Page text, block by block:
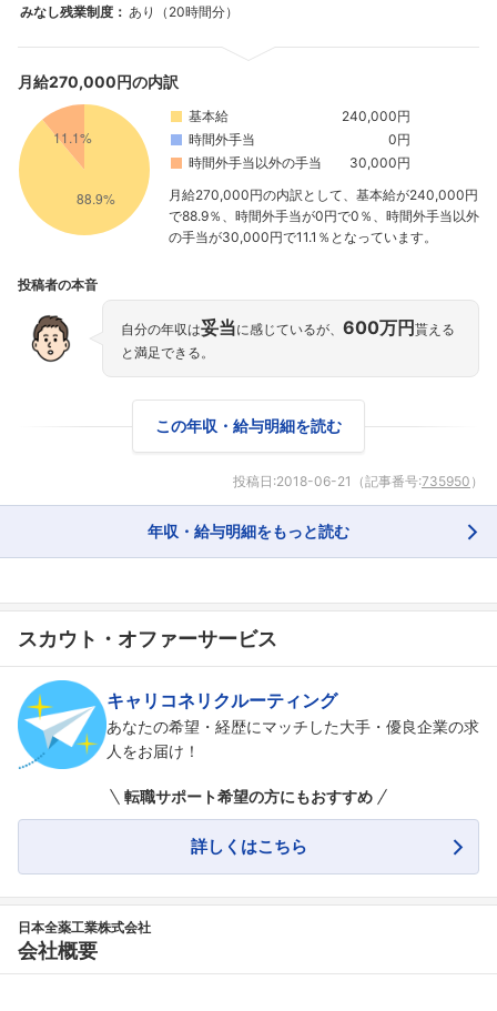
フォローしました
みなし残業制度： あり（20時間分）
月給270,000円の内訳
基本給
240,000円
時間外手当
0円
時間外手当以外の手当
30,000円
月給270,000円の内訳として、基本給が240,000円
で88.9％、時間外手当が0円で0％、時間外手当以外
の手当が30,000円で11.1％となっています。
投稿者の本音
自分の年収は妥当に感じているが、 600万円 貰える
と満足できる。
この年収・給与明細を読む
投稿日:2018-06-21 （記事番号:735950 ）
年収・給与明細をもっと読む
スカウト・オファーサービス
キャリコネリクルーティング
あなたの希望・経歴にマッチした大手・優良企業の求
人をお届け！
転職サポート希望の方にもおすすめ
詳しくはこちら
日本全薬工業株式会社
会社概要